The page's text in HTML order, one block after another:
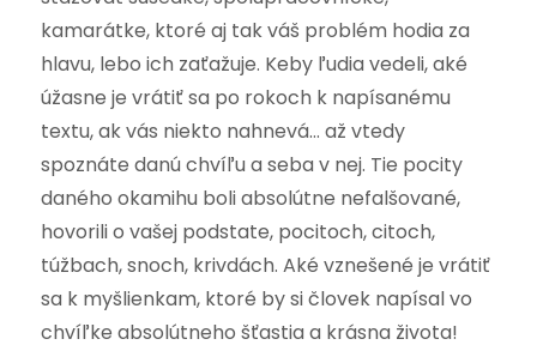
kamarátke, ktoré aj tak váš problém hodia za
hlavu, lebo ich zaťažuje. Keby ľudia vedeli, aké
úžasne je vrátiť sa po rokoch k napísanému
textu, ak vás niekto nahnevá… až vtedy
spoznáte danú chvíľu a seba v nej. Tie pocity
daného okamihu boli absolútne nefalšované,
hovorili o vašej podstate, pocitoch, citoch,
túžbach, snoch, krivdách. Aké vznešené je vrátiť
sa k myšlienkam, ktoré by si človek napísal vo
chvíľke absolútneho šťastia a krásna života!